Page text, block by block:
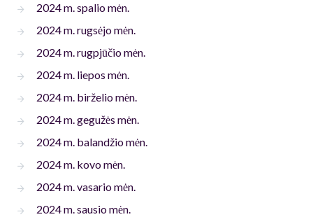
2024 m. spalio mėn.
2024 m. rugsėjo mėn.
2024 m. rugpjūčio mėn.
2024 m. liepos mėn.
2024 m. birželio mėn.
2024 m. gegužės mėn.
2024 m. balandžio mėn.
2024 m. kovo mėn.
2024 m. vasario mėn.
2024 m. sausio mėn.